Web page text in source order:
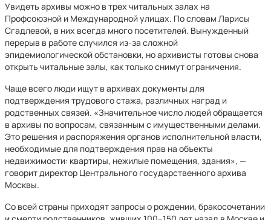
Увидеть архивы можно в трех читальных залах на
Профсоюзной и Международной улицах. По словам Ларисы
Сгадлевой, в них всегда много посетителей. Вынужденный
перерыв в работе случился из-за сложной
эпидемиологической обстановки, но архивисты готовы снова
открыть читальные залы, как только снимут ограничения.
Чаще всего люди ищут в архивах документы для
подтверждения трудового стажа, различных наград и
родственных связей. «Значительное число людей обращается
в архивы по вопросам, связанным с имущественными делами.
Это решения и распоряжения органов исполнительной власти,
необходимые для подтверждения прав на объекты
недвижимости: квартиры, нежилые помещения, здания», —
говорит директор Центрального государственного архива
Москвы.
Со всей страны приходят запросы о рождении, бракосочетании